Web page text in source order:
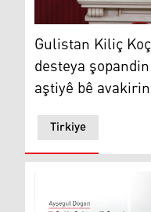
Gulistan Kiliç
Tirkiye
Gulistan Kiliç
desteya
aştiyê bê avakirin